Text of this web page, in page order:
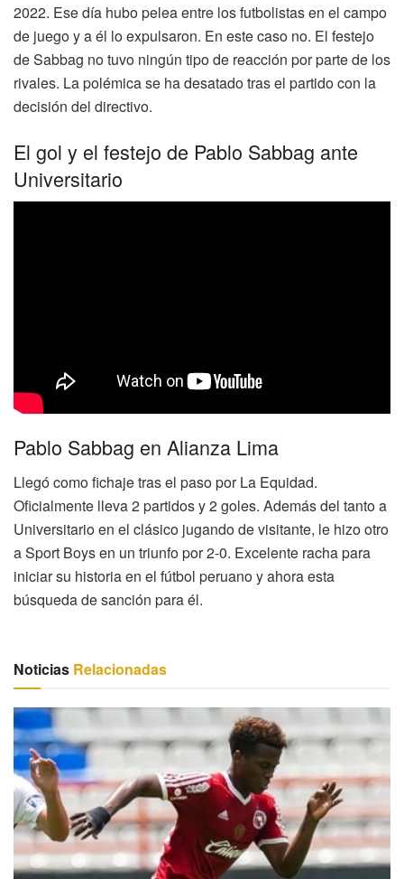
2022. Ese día hubo pelea entre los futbolistas en el campo
de juego y a él lo expulsaron. En este caso no. El festejo
de Sabbag no tuvo ningún tipo de reacción por parte de los
rivales. La polémica se ha desatado tras el partido con la
decisión del directivo.
El gol y el festejo de Pablo Sabbag ante
Universitario
Pablo Sabbag en Alianza Lima
Llegó como fichaje tras el paso por La Equidad.
Oficialmente lleva 2 partidos y 2 goles. Además del tanto a
Universitario en el clásico jugando de visitante, le hizo otro
a Sport Boys en un triunfo por 2-0. Excelente racha para
iniciar su historia en el fútbol peruano y ahora esta
búsqueda de sanción para él.
Noticias Relacionadas